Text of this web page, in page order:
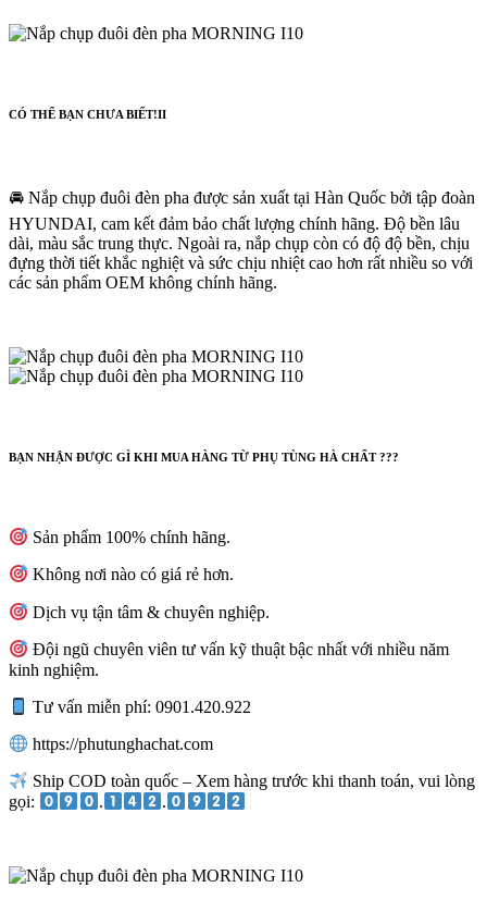
CÓ THỂ BẠN CHƯA BIẾT!II
🚘 Nắp chụp đuôi đèn pha được sản xuất tại Hàn Quốc bởi tập đoàn
HYUNDAI, cam kết đảm bảo chất lượng chính hãng. Độ bền lâu
dài, màu sắc trung thực. Ngoài ra, nắp chụp còn có độ độ bền, chịu
đựng thời tiết khắc nghiệt và sức chịu nhiệt cao hơn rất nhiều so với
các sản phẩm OEM không chính hãng.
BẠN NHẬN ĐƯỢC GÌ KHI MUA HÀNG TỪ PHỤ TÙNG HÀ CHẤT ???
Sản phẩm 100% chính hãng.
Không nơi nào có giá rẻ hơn.
Dịch vụ tận tâm & chuyên nghiệp.
Đội ngũ chuyên viên tư vấn kỹ thuật bậc nhất với nhiều năm
kinh nghiệm.
Tư vấn miễn phí: 0901.420.922
https://phutunghachat.com
Ship COD toàn quốc – Xem hàng trước khi thanh toán, vui lòng
gọi:
. .